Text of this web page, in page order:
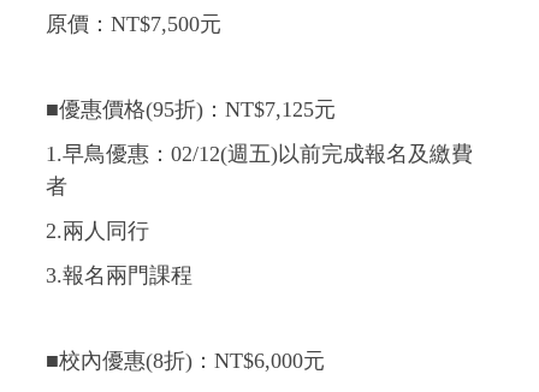
原價：NT$7,500元
■優惠價格(95折)：NT$7,125元
1.早鳥優惠：02/12(週五)以前完成報名及繳費
者
2.兩人同行
3.報名兩門課程
■校內優惠(8折)：NT$6,000元